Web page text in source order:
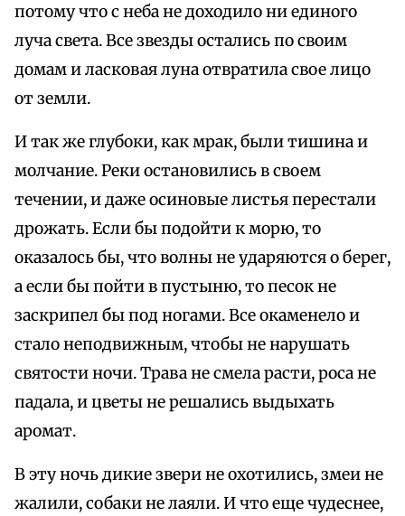
потому что с неба не доходило ни единого
луча света. Все звезды остались по своим
домам и ласковая луна отвратила свое лицо
от земли.
И так же глубоки, как мрак, были тишина и
молчание. Реки остановились в своем
течении, и даже осиновые листья перестали
дрожать. Если бы подойти к морю, то
оказалось бы, что волны не ударяются о берег,
а если бы пойти в пустыню, то песок не
заскрипел бы под ногами. Все окаменело и
стало неподвижным, чтобы не нарушать
святости ночи. Трава не смела расти, роса не
падала, и цветы не решались выдыхать
аромат.
В эту ночь дикие звери не охотились, змеи не
жалили, собаки не лаяли. И что еще чудеснее,